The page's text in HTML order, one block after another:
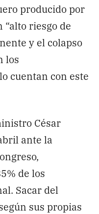
producido por
riesgo de
y el colapso
los
cuentan con este
César
ante la
de los
Sacar del
sus propias